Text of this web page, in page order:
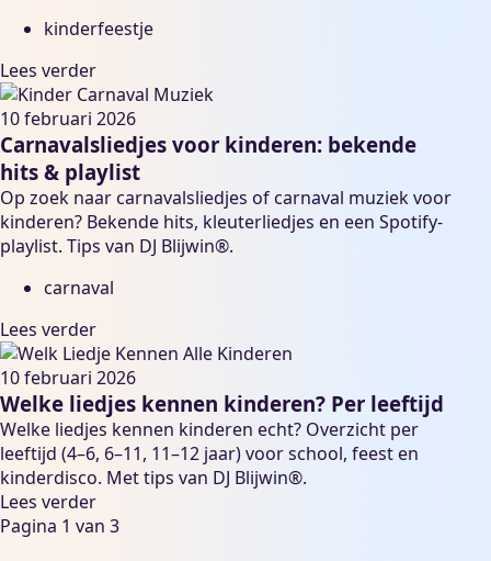
kinderfeestje
Lees verder
10 februari 2026
Carnavalsliedjes voor kinderen: bekende
hits & playlist
Op zoek naar carnavalsliedjes of carnaval muziek voor
kinderen? Bekende hits, kleuterliedjes en een Spotify-
playlist. Tips van DJ Blijwin®.
carnaval
Lees verder
10 februari 2026
Welke liedjes kennen kinderen? Per leeftijd
Welke liedjes kennen kinderen echt? Overzicht per
leeftijd (4–6, 6–11, 11–12 jaar) voor school, feest en
kinderdisco. Met tips van DJ Blijwin®.
Lees verder
Pagina 1 van 3